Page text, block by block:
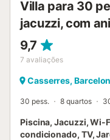
Villa para 30
jacuzzi, com
9,7
7 avaliações
Casserres,
30 pess. 8 quartos
Piscina, Jacuzzi, Wi-
condicionado, TV,